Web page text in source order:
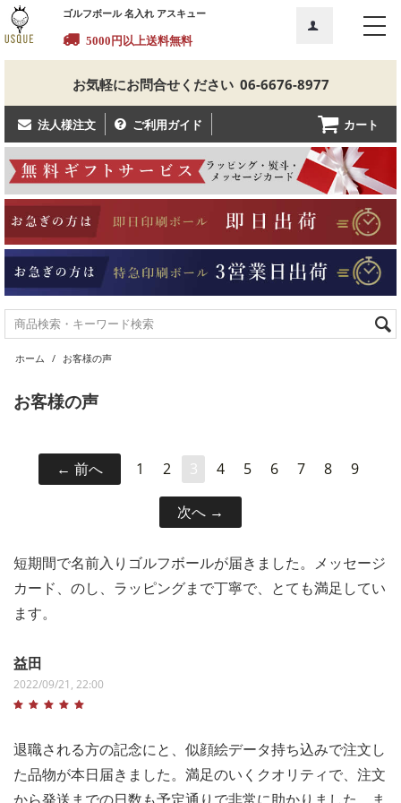
ゴルフボール 名入れ アスキュー
5000円以上送料無料
お気軽にお問合せください 06-6676-8977
法人様注文 ご利用ガイド カート
ホーム / お客様の声
お客様の声
前へ 1 2 3 4 5 6 7 8 9
次へ
短期間で名前入りゴルフボールが届きました。メッセージ
カード、のし、ラッピングまで丁寧で、とても満足してい
ます。
益田
2022/09/21, 22:00
退職される方の記念にと、似顔絵データ持ち込みで注文し
た品物が本日届きました。満足のいくクオリティで、注文
から発送までの日数も予定通りで非常に助かりました。ま